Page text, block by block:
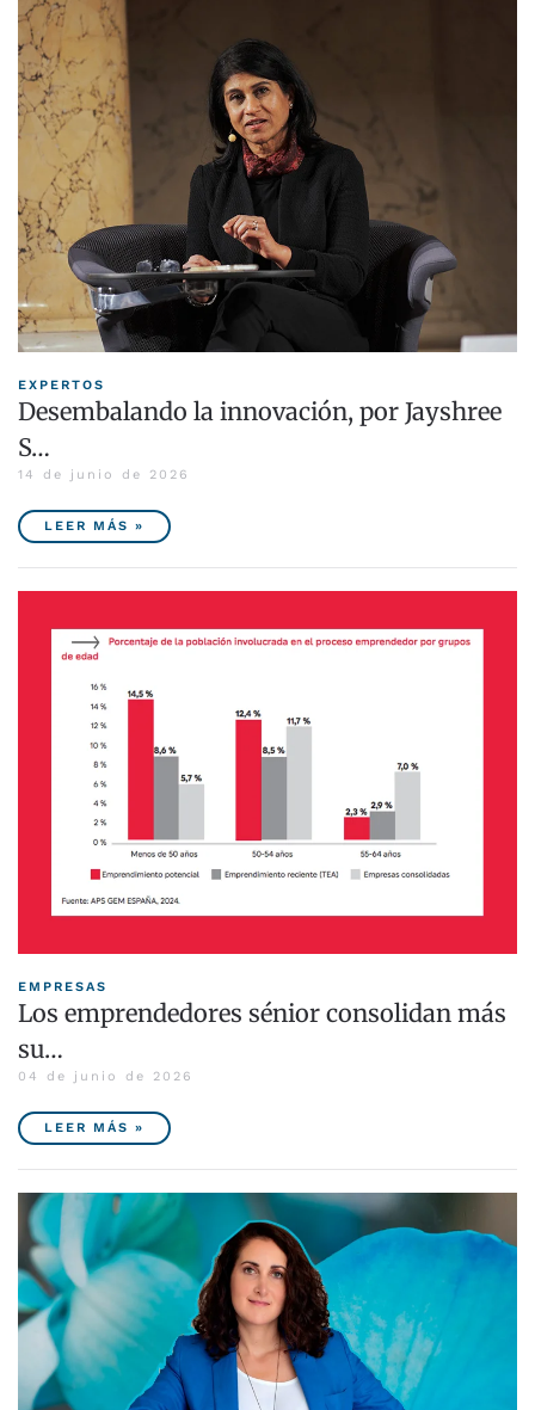
EXPERTOS
Desembalando la innovación, por Jayshree
S…
14 de junio de 2026
LEER MÁS »
EMPRESAS
Los emprendedores sénior consolidan más
su…
04 de junio de 2026
LEER MÁS »